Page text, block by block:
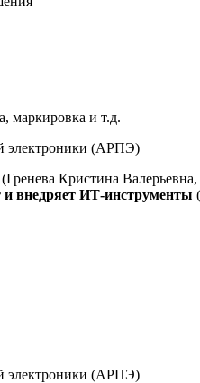
маркировка и т.д.
электроники (АРПЭ)
(Гренева Кристина
внедряет ИТ-инструменты
электроники (АРПЭ)